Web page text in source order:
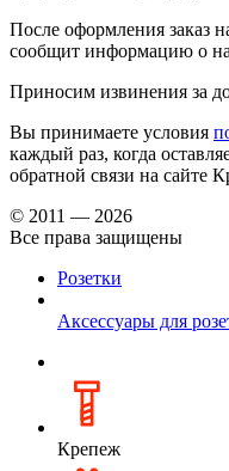
После оформления заказ
сообщит информацию о
Приносим извинения за
Вы принимаете условия
каждый раз, когда
обратной связи на сайте
© 2011 — 2026
Все права защищены
Розетки
Аксессуары для
Крепеж